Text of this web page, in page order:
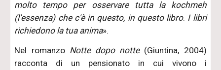
molto tempo per osservare tutta la kochmeh
(l’essenza) che c'è in questo, in questo libro. I libri
richiedono la tua anima».
Nel romanzo Notte dopo notte(Giuntina, 2004)
racconta di un pensionato in cui vivono i